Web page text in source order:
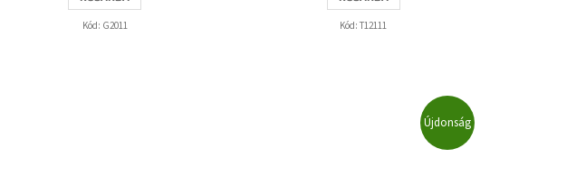
Kód: G2011 Kód:T12111
Újdonság